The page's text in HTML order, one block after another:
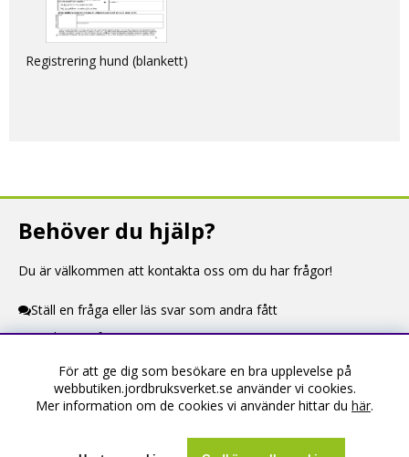
Registrering hund (blankett)
Behöver du hjälp?
Du är välkommen att kontakta oss om du har frågor!
Ställ en fråga eller läs svar som andra fått
Kontaktuppgifter
Information
För att ge dig som besökare en bra upplevelse på
webbutiken.jordbruksverket.se använder vi cookies.
Mer information om de cookies vi använder hittar du här.